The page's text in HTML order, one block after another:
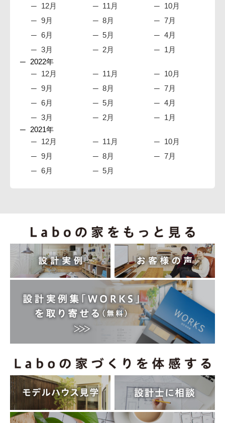
12月
11月
10月
9月
8月
7月
6月
5月
4月
3月
2月
1月
2022年
12月
11月
10月
9月
8月
7月
6月
5月
4月
3月
2月
1月
2021年
12月
11月
10月
9月
8月
7月
6月
5月